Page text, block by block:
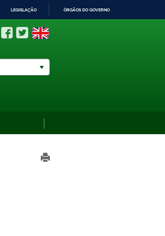
LEGISLAÇÃO ÓRGÃOS DO GOVERNO